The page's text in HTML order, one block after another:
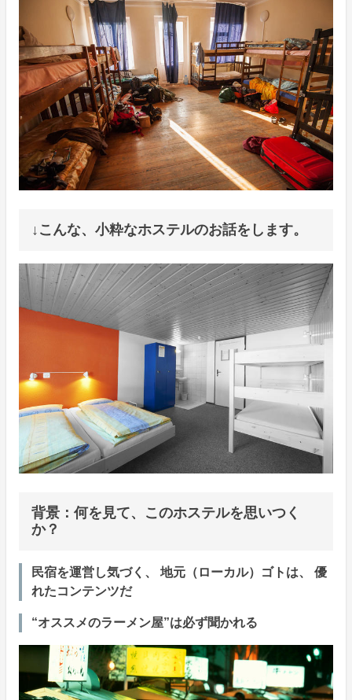
↓こんな、小粋なホステルのお話をします。
背景：何を見て、このホステルを思いつく
か？
民宿を運営し気づく、 地元（ローカル）ゴトは、 優
れたコンテンツだ
“オススメのラーメン屋”は必ず聞かれる